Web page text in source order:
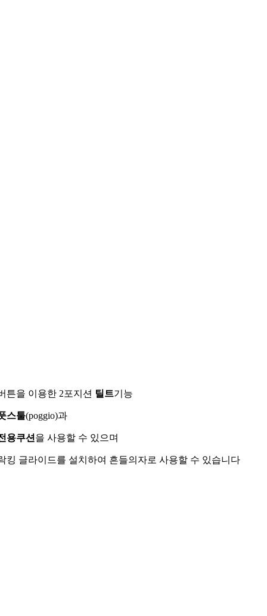
튼을 이용한 2포지션 틸트기능
스툴(poggio)과
용쿠션 을 사용할 수 있으며
킹 글라이드를 설치하여 흔들의자로 사용할 수 있습니다